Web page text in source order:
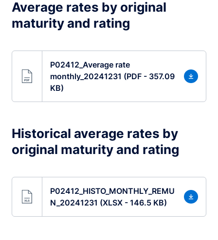
Average rates by original
maturity and rating
P02412_Average rate
monthly_20241231 (PDF - 357.09
KB)
Historical average rates by
original maturity and rating
P02412_HISTO_MONTHLY_REMU
N_20241231 (XLSX - 146.5 KB)